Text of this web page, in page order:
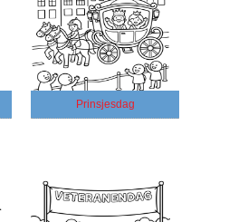
Prinsjesdag